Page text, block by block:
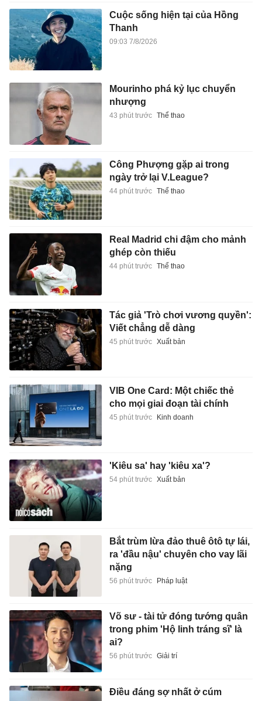
Cuộc sống hiện tại của Hồng
Thanh
09:03 7/8/2026
Mourinho phá kỷ lục chuyển
nhượng
43 phút trước Thể thao
Công Phượng gặp ai trong
ngày trở lại V.League?
44 phút trước Thể thao
Real Madrid chi đậm cho mảnh
ghép còn thiếu
44 phút trước Thể thao
Tác giả 'Trò chơi vương quyền':
Viết chẳng dễ dàng
45 phút trước Xuất bản
VIB One Card: Một chiếc thẻ
cho mọi giai đoạn tài chính
45 phút trước Kinh doanh
'Kiêu sa' hay 'kiêu xa'?
54 phút trước Xuất bản
Bắt trùm lừa đảo thuê ôtô tự lái,
ra 'đầu nậu' chuyên cho vay lãi
nặng
56 phút trước Pháp luật
Võ sư - tài tử đóng tướng quân
trong phim 'Hộ linh tráng sĩ' là
ai?
56 phút trước Giải trí
Điều đáng sợ nhất ở cúm